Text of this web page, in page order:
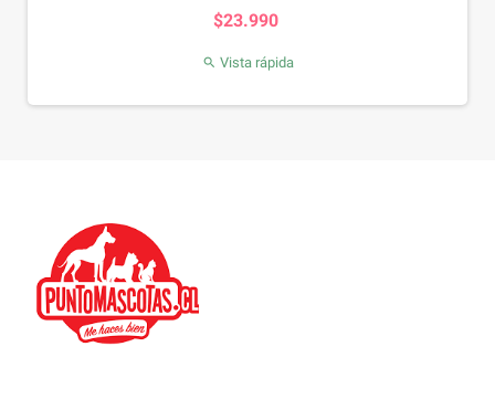
$23.990
 Vista rápida